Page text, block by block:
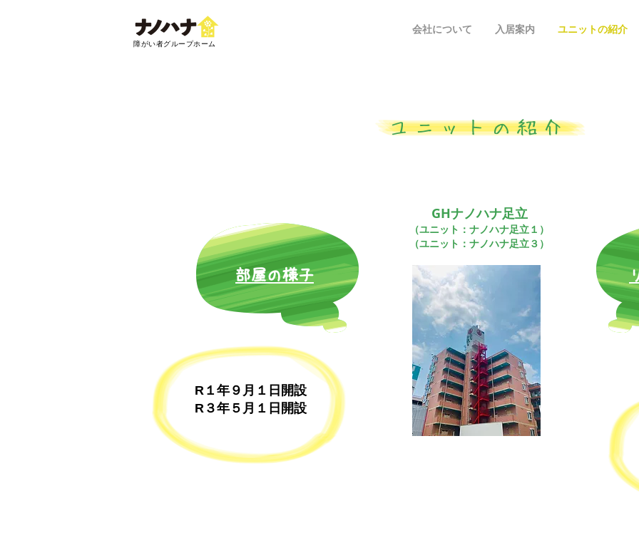
​障がい者グループホーム
会社について 入居案内 ユニットの紹介
​ユニットの紹介
​部屋の様子
R１年９月１日開設
​R３年５月１日開設
GHナノハナ足立
（ユニット：ナノハナ足立１）
​（ユニット：ナノハナ足立３）